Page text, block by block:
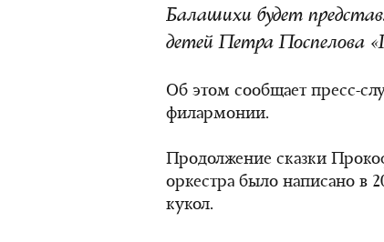
Балашихи будет
детей Петра Поспелова
Об этом сообщает пресс-
филармонии.
Продолжение сказки
оркестра было написано в
кукол.